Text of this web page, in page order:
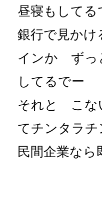
昼寝もしてる
銀行で見かけ
インか ずっ
してるでー
それと こな
てチンタラ
民間企業なら